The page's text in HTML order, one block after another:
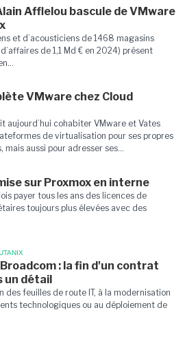
Afflelou bascule de VMware
et d’acousticiens de 1468 magasins
de 1,1 Md € en 2024) présent
VMware chez Cloud
aujourd’hui cohabiter VMware et Vates
de virtualisation pour ses propres
mais aussi pour adresser ses...
sur Proxmox en interne
payer tous les ans des licences de
toujours plus élevées avec des
: la fin d'un contrat
un détail
des feuilles de route IT, à la modernisation
technologiques ou au déploiement de